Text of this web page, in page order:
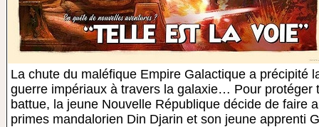
La chute du maléfique Empire Galactique a précipité
guerre impériaux à travers la galaxie… Pour protéger
battue, la jeune Nouvelle République décide de faire
primes mandalorien Din Djarin et son jeune apprenti